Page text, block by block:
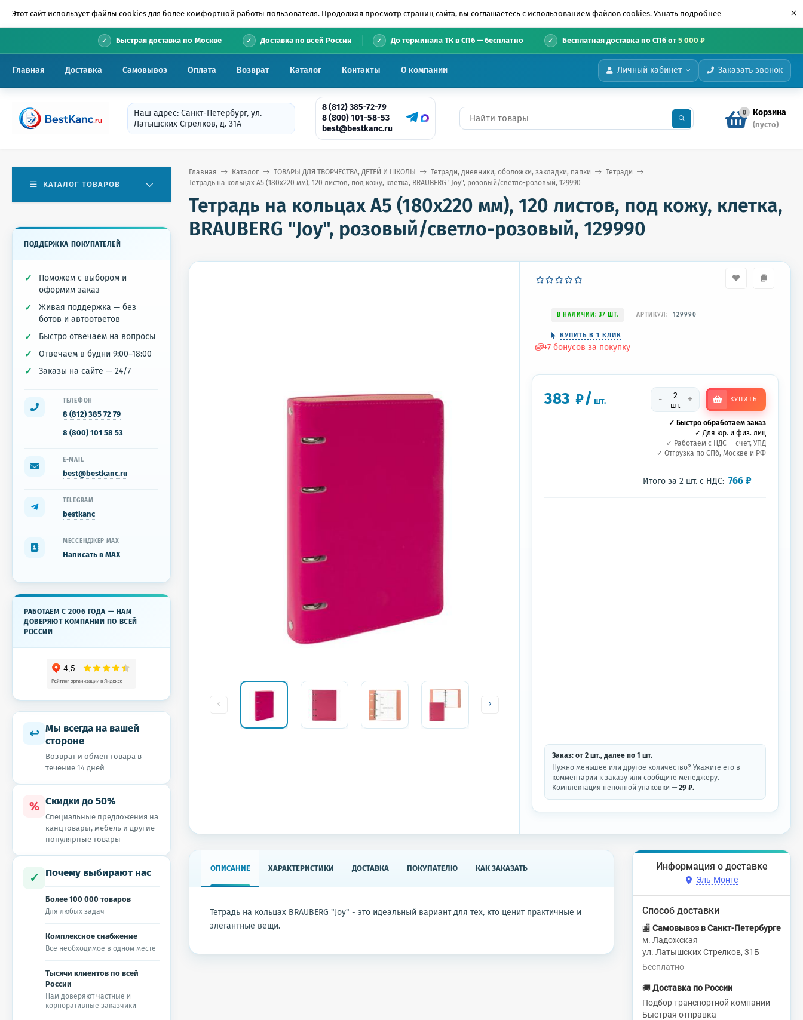
Этот сайт использует файлы cookies для более комфортной работы пользователя. Продолжая просмотр страниц сайта, вы соглашаетесь с использованием файлов cookies. Узнать подробнее ×
Быстрая доставка по Москве Доставка по всей России До терминала ТК в СПб — бесплатно Бесплатная доставка по СПб от5 000 ₽
Личный кабинет Заказать звонок
Главная Доставка Самовывоз Оплата Возврат Каталог Контакты О компании
Наш адрес: Санкт-Петербург, ул.
Латышских Стрелков, д. 31А
8 (812) 385-72-79
8 (800) 101-58-53
best@bestkanc.ru
0 Корзина
(пусто)
Главная Каталог ТОВАРЫ ДЛЯ ТВОРЧЕСТВА, ДЕТЕЙ И ШКОЛЫ Тетради, дневники, оболожки, закладки, папки
Тетради
Тетрадь на кольцах А5 (180х220 мм), 120 листов, под кожу, клетка, BRAUBERG "Joy", розовый/светло-розовый, 129990
Тетрадь на кольцах А5 (180х220 мм), 120 листов, под кожу, клетка,
BRAUBERG "Joy", розовый/светло-розовый, 129990
В НАЛИЧИИ: 37 ШТ. АРТИКУЛ: 129990
КУПИТЬ В 1 КЛИК
+7 бонусов за покупку
383 ₽/ шт. -
шт.
+ КУПИТЬ
✓ Быстро обработаем заказ
✓ Для юр. и физ. лиц
✓ Работаем с НДС — счёт, УПД
✓ Отгрузка по СПб, Москве и РФ
Итого за2 шт. с НДС: 766₽
Заказ: от2 шт., далее по1 шт.
Нужно меньшее или другое количество? Укажите его в
комментарии к заказу или сообщите менеджеру.
Комплектация неполной упаковки —29 ₽.
ОПИСАНИЕ ХАРАКТЕРИСТИКИ ДОСТАВКА ПОКУПАТЕЛЮ КАК ЗАКАЗАТЬ
Тетрадь на кольцах BRAUBERG "Joy" - это идеальный вариант для тех, кто ценит практичные и
элегантные вещи.
Информация о доставке
Эль-Монте
Способ доставки
🏬 Самовывоз в Санкт-Петербурге
м. Ладожская
ул. Латышских Стрелков, 31Б
Бесплатно
🚚 Доставка по России
Подбор транспортной компании
Быстрая отправка
КАТАЛОГ ТОВАРОВ
ПОДДЕРЖКА ПОКУПАТЕЛЕЙ
Поможем с выбором и
оформим заказ
Живая поддержка — без
ботов и автоответов
Быстро отвечаем на вопросы
Отвечаем в будни 9:00–18:00
Заказы на сайте — 24/7
ТЕЛЕФОН
8 (812) 385 72 79
8 (800) 101 58 53
E-MAIL
best@bestkanc.ru
TELEGRAM
bestkanc
МЕССЕНДЖЕР MAX
Написать в MAX
РАБОТАЕМ С 2006 ГОДА — НАМ
ДОВЕРЯЮТ КОМПАНИИ ПО ВСЕЙ
РОССИИ
↩ Мы всегда на вашей
стороне
Возврат и обмен товара в
течение 14 дней
% Скидки до 50%
Специальные предложения на
канцтовары, мебель и другие
популярные товары
✓ Почему выбирают нас
Более 100 000 товаров
Для любых задач
Комплексное снабжение
Всё необходимое в одном месте
Тысячи клиентов по всей
России
Нам доверяют частные и
корпоративные заказчики